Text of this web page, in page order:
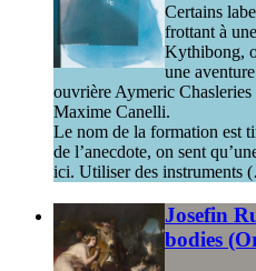
Certains
frottant à
Kythibong,
une
ouvrière Aymeric
Maxime Canelli.
Le nom de la formation est
de l’anecdote, on sent
ici. Utiliser des instruments
Josefin
bodies